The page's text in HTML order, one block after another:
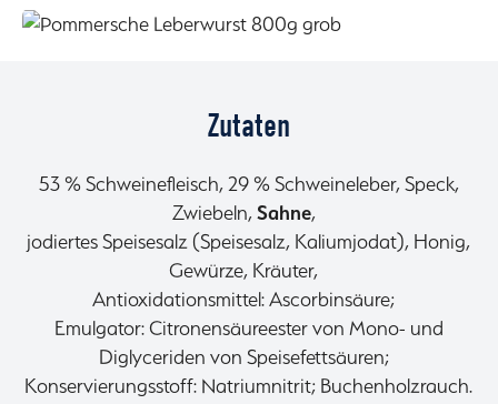
Zutaten
53 % Schweinefleisch, 29 % Schweineleber, Speck,
Zwiebeln, Sahne,
jodiertes Speisesalz (Speisesalz, Kaliumjodat), Honig,
Gewürze, Kräuter,
Antioxidationsmittel: Ascorbinsäure;
Emulgator: Citronensäureester von Mono- und
Diglyceriden von Speisefettsäuren;
Konservierungsstoff: Natriumnitrit; Buchenholzrauch.